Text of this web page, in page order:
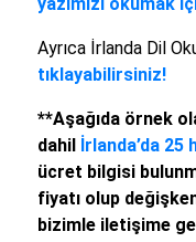
Ayrıca İrlanda Dil
tıklayabilirsiniz!
**Aşağıda örnek
dahil İrlanda’da
ücret bilgisi
fiyatı olup
bizimle iletişime